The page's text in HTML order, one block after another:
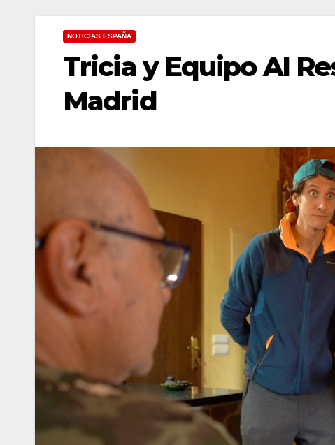
NOTICIAS ESPAÑA
Tricia y Equipo Al
Madrid